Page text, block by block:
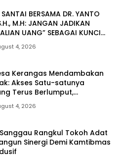
BERSAMA DR. YANTO
M.H: JANGAN JADIKAN
UANG” SEBAGAI KUNCI
DARI JERATAN HUKUM
4, 2026
Kerangas Mendambakan
Akses Satu-satunya
Terus Berlumput,
Ekonomi dan Pelayanan
4, 2026
Rangkul Tokoh Adat
Sinergi Demi Kamtibmas